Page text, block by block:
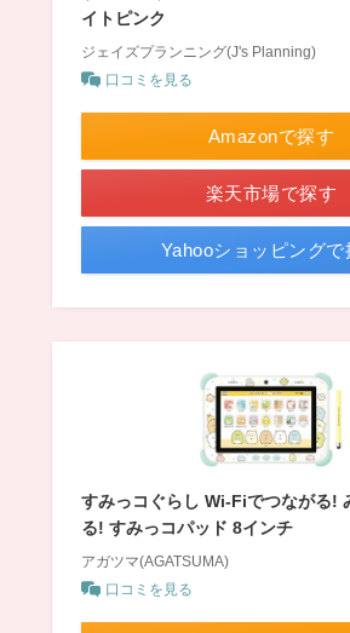
イトピンク
ジェイズプランニング(J's Planning)
口コミを見る
Amazonで探す
楽天市場で探す
Yahooショッピングで
すみっコぐらし Wi-Fiでつながる!
る! すみっコパッド 8インチ
アガツマ(AGATSUMA)
口コミを見る